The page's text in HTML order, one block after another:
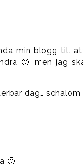
min blogg till
🙂 men jag
dag… schalom
🙂